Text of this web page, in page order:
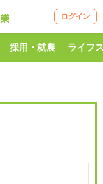
ログイン
採用・就農 ライフ